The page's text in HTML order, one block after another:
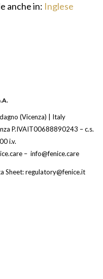
anche in: Inglese
(Vicenza) | Italy
P.IVAIT00688890243 – c.s.
i.v.
– info@fenice.care
Sheet: regulatory@fenice.it